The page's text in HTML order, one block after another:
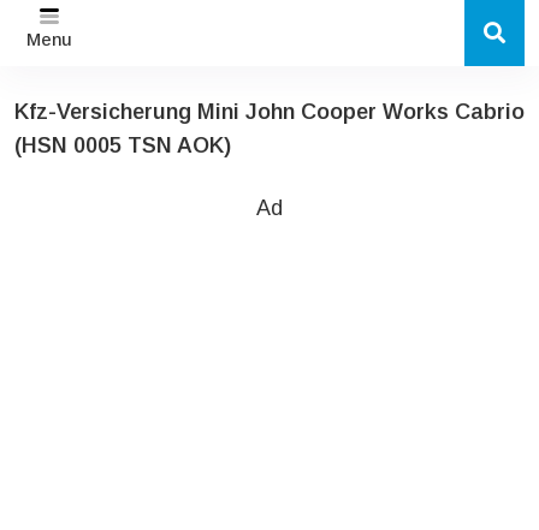
Menu
Kfz-Versicherung Mini John Cooper Works Cabrio
(HSN 0005 TSN AOK)
Ad